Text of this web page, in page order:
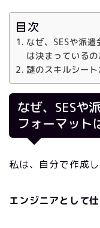
目次
なぜ、SESや派
は決まっているの
謎のスキルシー
なぜ、SESや
フォーマット
私は、自分で作成
エンジニアとして